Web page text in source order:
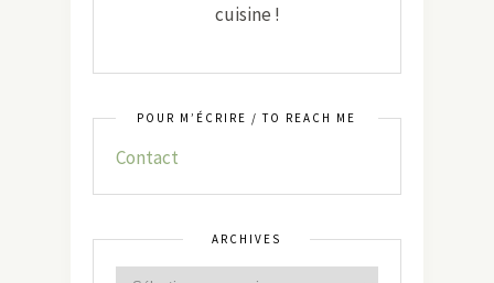
cuisine !
POUR M’ÉCRIRE / TO REACH ME
Contact
ARCHIVES